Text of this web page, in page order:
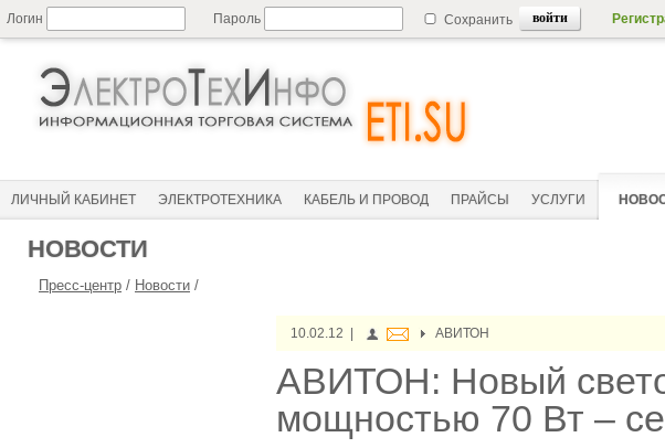
Логин Пароль Сохранить
ЛИЧНЫЙ КАБИНЕТ ЭЛЕКТРОТЕХНИКА КАБЕЛЬ И ПРОВОД ПРАЙСЫ УСЛУГИ
НОВОСТИ
Пресс-центр / Новости /
10.02.12 | АВИТОН
АВИТОН: Новый
мощностью 70 Вт –